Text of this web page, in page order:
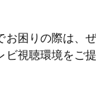
お困りの際は、
視聴環境をご提